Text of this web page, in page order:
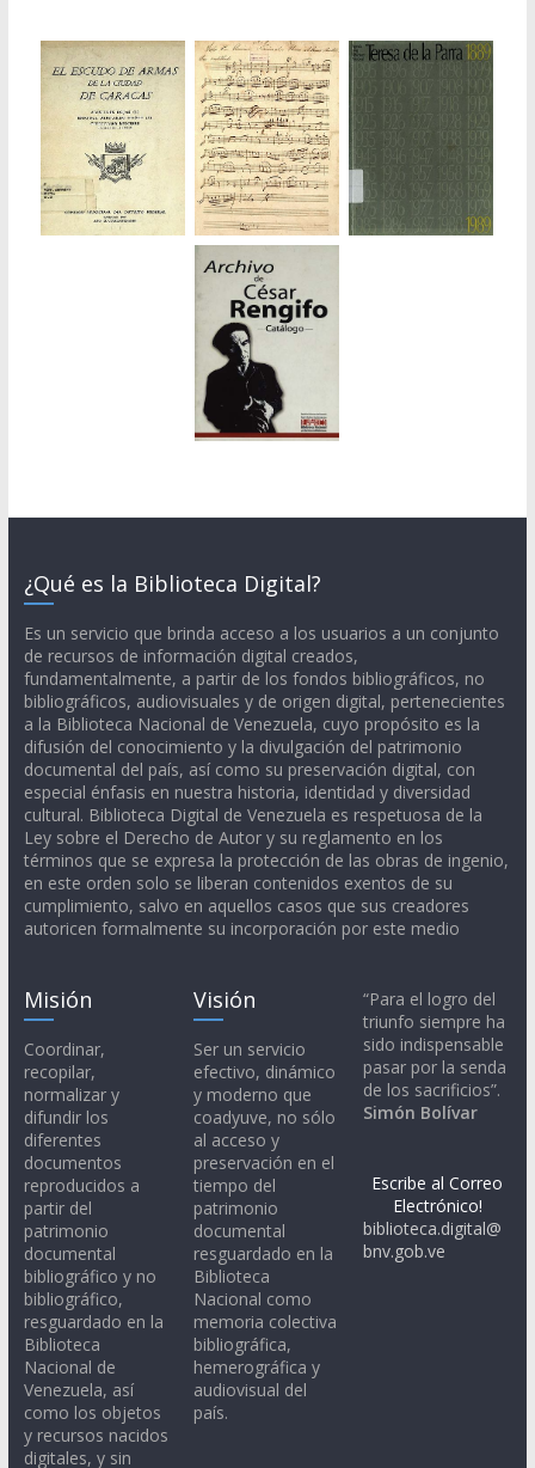
¿Qué es la Biblioteca Digital?
Es un servicio que brinda acceso a los usuarios a un conjunto
de recursos de información digital creados,
fundamentalmente, a partir de los fondos bibliográficos, no
bibliográficos, audiovisuales y de origen digital, pertenecientes
a la Biblioteca Nacional de Venezuela, cuyo propósito es la
difusión del conocimiento y la divulgación del patrimonio
documental del país, así como su preservación digital, con
especial énfasis en nuestra historia, identidad y diversidad
cultural. Biblioteca Digital de Venezuela es respetuosa de la
Ley sobre el Derecho de Autor y su reglamento en los
términos que se expresa la protección de las obras de ingenio,
en este orden solo se liberan contenidos exentos de su
cumplimiento, salvo en aquellos casos que sus creadores
autoricen formalmente su incorporación por este medio
Misión
Coordinar,
recopilar,
normalizar y
difundir los
diferentes
documentos
reproducidos a
partir del
patrimonio
documental
bibliográfico y no
bibliográfico,
resguardado en la
Biblioteca
Nacional de
Venezuela, así
como los objetos
y recursos nacidos
digitales, y sin
Visión
Ser un servicio
efectivo, dinámico
y moderno que
coadyuve, no sólo
al acceso y
preservación en el
tiempo del
patrimonio
documental
resguardado en la
Biblioteca
Nacional como
memoria colectiva
bibliográfica,
hemerográfica y
audiovisual del
país.
“Para el logro del
triunfo siempre ha
sido indispensable
pasar por la senda
de los sacrificios”.
Simón Bolívar
Escribe al Correo
Electrónico!
biblioteca.digital@
bnv.gob.ve